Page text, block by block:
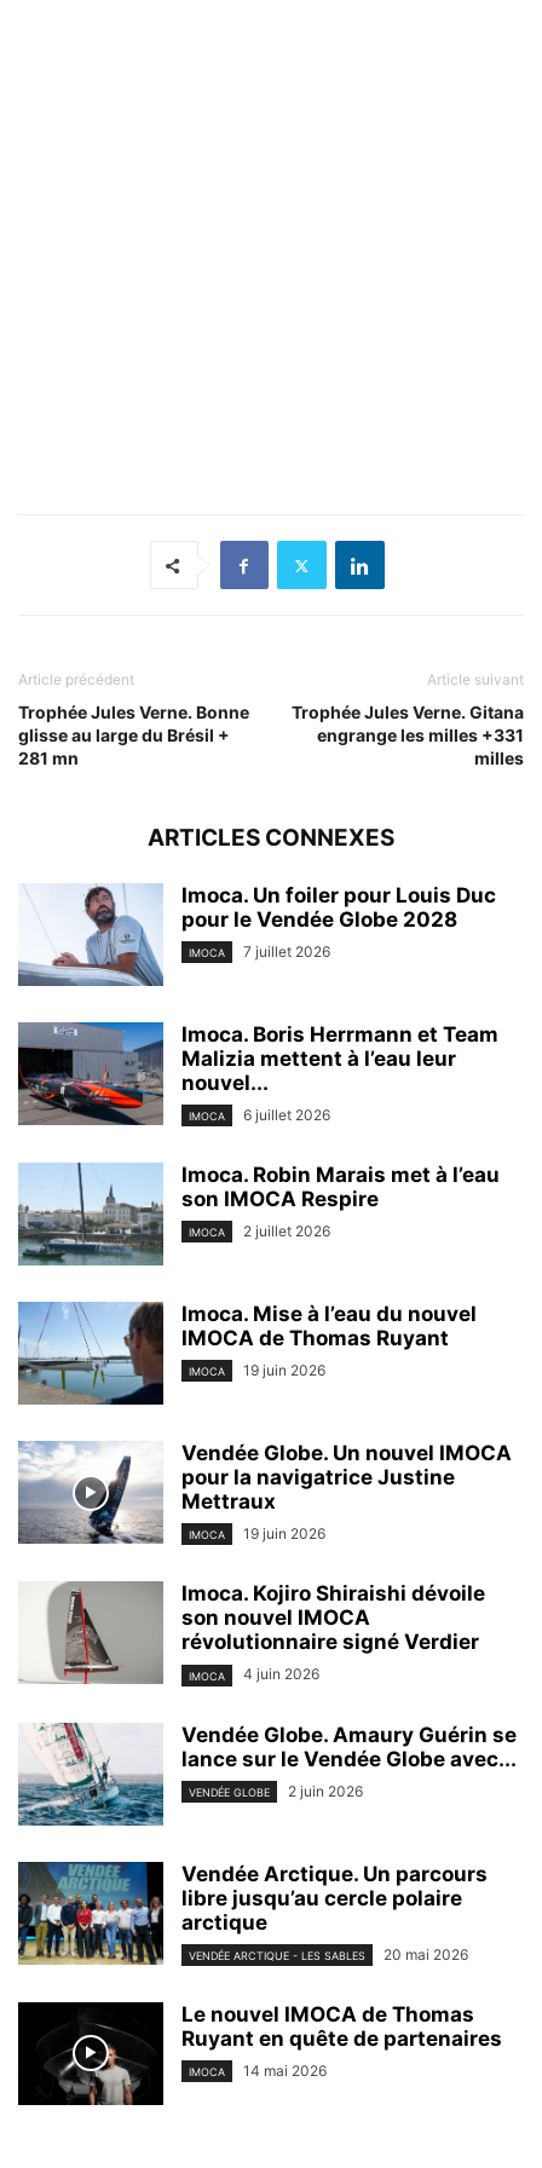
Article précédent
Trophée Jules Verne. Bonne
glisse au large du Brésil +
281 mn
Article suivant
Trophée Jules Verne. Gitana
engrange les milles +331
milles
ARTICLES CONNEXES
Imoca. Un foiler pour Louis Duc
pour le Vendée Globe 2028
IMOCA 7 juillet 2026
Imoca. Boris Herrmann et Team
Malizia mettent à l’eau leur
nouvel...
IMOCA 6 juillet 2026
Imoca. Robin Marais met à l’eau
son IMOCA Respire
IMOCA 2 juillet 2026
Imoca. Mise à l’eau du nouvel
IMOCA de Thomas Ruyant
IMOCA 19 juin 2026
Vendée Globe. Un nouvel IMOCA
pour la navigatrice Justine
Mettraux
IMOCA 19 juin 2026
Imoca. Kojiro Shiraishi dévoile
son nouvel IMOCA
révolutionnaire signé Verdier
IMOCA 4 juin 2026
Vendée Globe. Amaury Guérin se
lance sur le Vendée Globe avec...
VENDÉE GLOBE 2 juin 2026
Vendée Arctique. Un parcours
libre jusqu’au cercle polaire
arctique
VENDÉE ARCTIQUE - LES SABLES 20 mai 2026
Le nouvel IMOCA de Thomas
Ruyant en quête de partenaires
IMOCA 14 mai 2026